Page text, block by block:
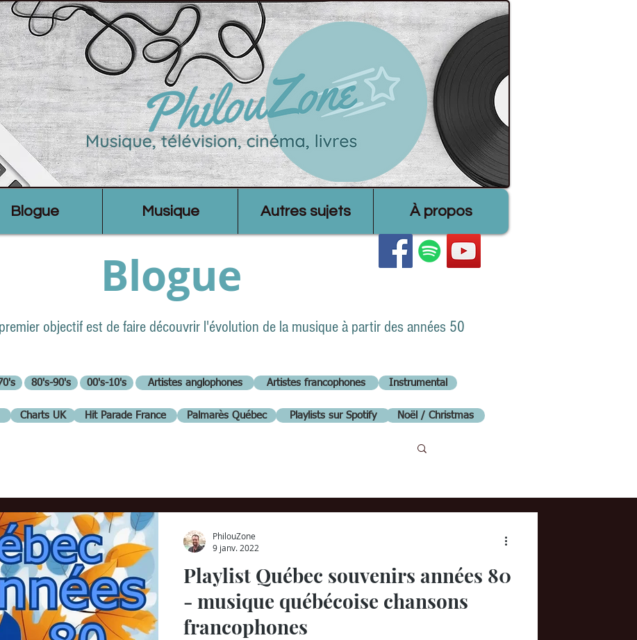
Blogue Musique Autres sujets À propos
Blogue
objectif est de faire découvrir l'évolution de la musique à partir des années 50
80's-90's 00's-10's Artistes anglophones Artistes francophones Instrumental
Charts UK Hit Parade France Playlists sur Spotify
Palmarès Québec Noël / Christmas
Playlist Québec souvenirs années 80
- musique québécoise chansons
francophones
PhilouZone
9 janv. 2022